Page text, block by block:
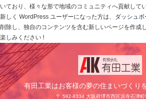
いており、様々な形で地域のコミュニティへ貢献してい
新しく WordPress ユーザーになった方は、 ダッシュボ
削除し、独自のコンテンツを含む新しいページを作成
楽しみください !
有田工業はお客様の夢の住まいづくり
〒 592-8334 大阪府堺市西区浜寺石津町